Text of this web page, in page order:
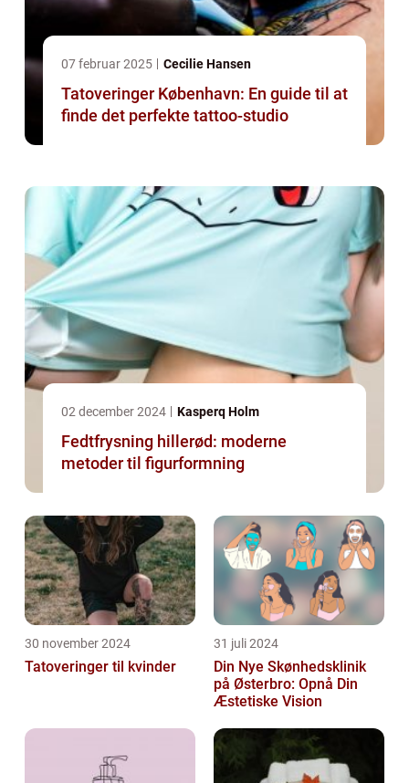
07 februar 2025 Cecilie Hansen
Tatoveringer København: En guide til at
finde det perfekte tattoo-studio
02 december 2024 Kasperq Holm
Fedtfrysning hillerød: moderne
metoder til figurformning
30 november 2024
Tatoveringer til kvinder
31 juli 2024
Din Nye Skønhedsklinik
på Østerbro: Opnå Din
Æstetiske Vision